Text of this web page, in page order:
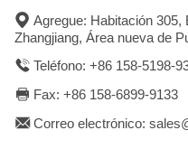
Agregue: Habitación
Zhangjiang, Área nueva de
Teléfono: +86 158-5198-
Fax: +86 158-6899-9133
Correo electrónico: